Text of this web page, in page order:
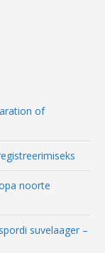
of
noorte
suvelaager –